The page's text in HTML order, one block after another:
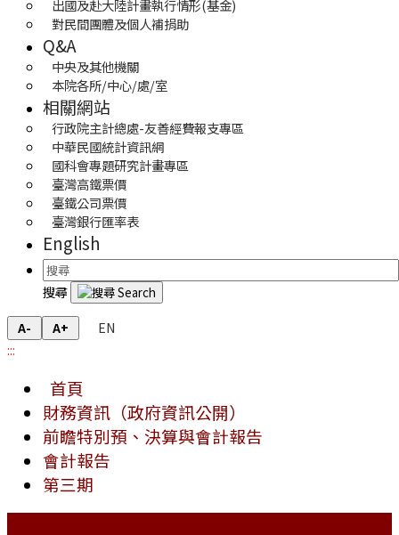
出國及赴大陸計畫執行情形(基金)
對民間團體及個人補捐助
Q&A
中央及其他機關
本院各所/中心/處/室
相關網站
行政院主計總處-友善經費報支專區
中華民國統計資訊網
國科會專題研究計畫專區
臺灣高鐵票價
臺鐵公司票價
臺灣銀行匯率表
English
搜尋
A- A+
EN
:::
首頁
財務資訊（政府資訊公開）
前瞻特別預、決算與會計報告
會計報告
第三期